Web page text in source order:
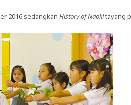
2016 sedangkan History of Naokitayang